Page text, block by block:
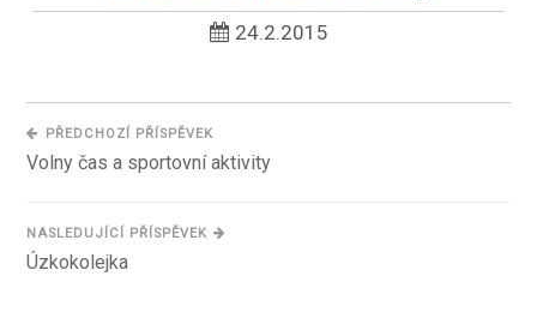
24.2.2015
PŘEDCHOZÍ PŘÍSPĚVEK
Volny čas a sportovní aktivity
NASLEDUJÍCÍ PŘÍSPĚVEK
Úzkokolejka